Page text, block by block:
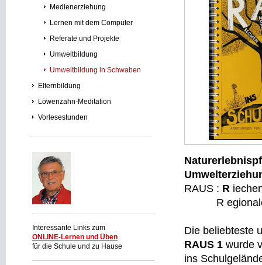
Medienerziehung
Lernen mit dem Computer
Referate und Projekte
Umweltbildung
Umweltbildung in Schwaben
Elternbildung
Löwenzahn-Meditation
Vorlesestunden
Interessante Links zum
ONLINE-Lernen und Üben
für die Schule und zu Hause
RAUS : R
R egionaler
Die beliebteste
RAUS 1 wurde
ins